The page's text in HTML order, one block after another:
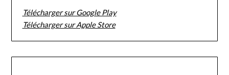
Télécharger sur Google Play
Télécharger sur Apple Store